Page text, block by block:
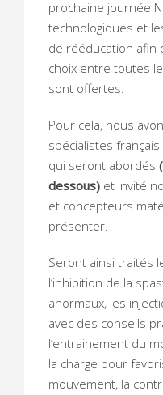
prochaine journée
technologiques et
de rééducation afin
choix entre toutes
sont offertes.
Pour cela, nous
spécialistes
qui seront abordés
dessous) et invité
et concepteurs
présenter.
Seront ainsi traités
l’inhibition de la
anormaux, les
avec des conseils
l’entrainement du
la charge pour
mouvement, la